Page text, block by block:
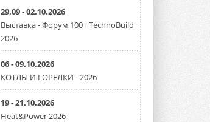
29.09 - 02.10.2026
Выставка - Форум 100+ TechnoBuild
2026
06 - 09.10.2026
КОТЛЫ И ГОРЕЛКИ - 2026
19 - 21.10.2026
Heat&Power 2026